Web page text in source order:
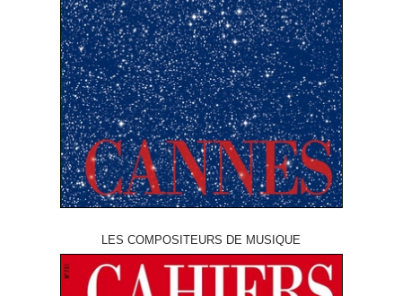
LES COMPOSITEURS DE MUSIQUE